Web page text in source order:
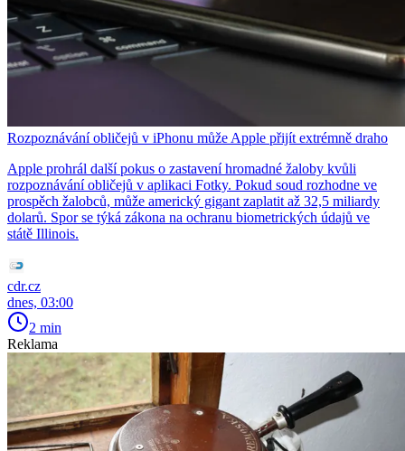
Rozpoznávání obličejů v iPhonu může Apple přijít extrémně draho
Apple prohrál další pokus o zastavení hromadné žaloby kvůli
rozpoznávání obličejů v aplikaci Fotky. Pokud soud rozhodne ve
prospěch žalobců, může americký gigant zaplatit až 32,5 miliardy
dolarů. Spor se týká zákona na ochranu biometrických údajů ve
státě Illinois.
cdr.cz
dnes, 03:00
2 min
Reklama